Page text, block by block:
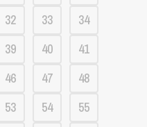
32 33
34
39 40
41
46 47
48
53 54
55